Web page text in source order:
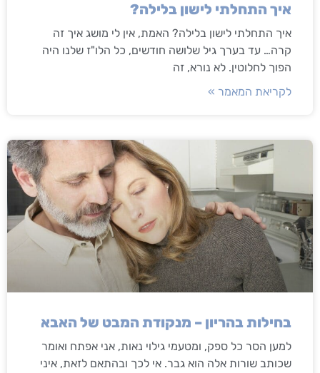
איך התחלתי לישון בלילה?
איך התחלתי לישון בלילה? האמת, אין לי מושג איך זה
קרה… עד בערך גיל שלושה חודשים, כל הלו"ז שלנו היה
הפוך לחלוטין. לא נורא, זה
לקריאת המאמר »
בחילות בהריון – מנקודת המבט של האבא
למען הסר כל ספק, ומטעמי גילוי נאות, אני אפתח ואומר
שכותב שורות אלה הוא גבר. אי לכך ובהתאם לזאת, איני